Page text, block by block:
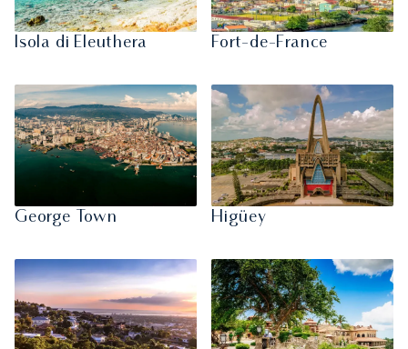
Isola di Eleuthera Fort-de-France
George Town Higüey